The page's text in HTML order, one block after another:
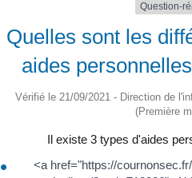
Question-
Quelles sont les
aides
Vérifié le 21/09/2021 - Direction de
(Première
Il existe 3 types d'aides
<a href="https://